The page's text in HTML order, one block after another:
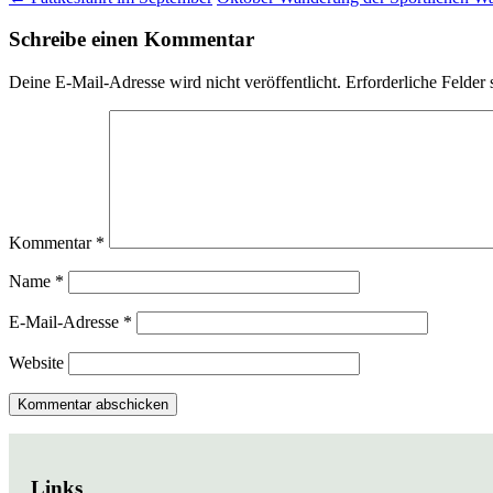
Schreibe einen Kommentar
Deine E-Mail-Adresse wird nicht veröffentlicht. Erforderliche Felder
Kommentar *
Name *
E-Mail-Adresse *
Website
Links